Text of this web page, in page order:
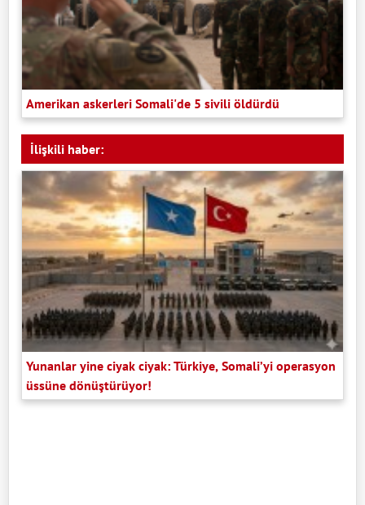
Amerikan askerleri Somali'de 5 sivili öldürdü
İlişkili haber:
Yunanlar yine ciyak ciyak: Türkiye, Somali’yi operasyon
üssüne dönüştürüyor!